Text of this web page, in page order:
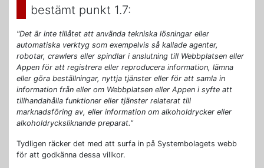
bestämt punkt 1.7:
"Det är inte tillåtet att använda tekniska lösningar eller
automatiska verktyg som exempelvis så kallade agenter,
robotar, crawlers eller spindlar i anslutning till Webbplatsen eller
Appen för att registrera eller reproducera information, lämna
eller göra beställningar, nyttja tjänster eller för att samla in
information från eller om Webbplatsen eller Appen i syfte att
tillhandahålla funktioner eller tjänster relaterat till
marknadsföring av, eller information om alkoholdrycker eller
alkoholdrycksliknande preparat."
Tydligen räcker det med att surfa in på Systembolagets webb
för att godkänna dessa villkor.